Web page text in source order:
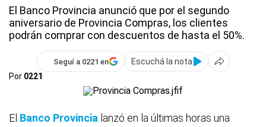
El Banco Provincia anunció que por el segundo
aniversario de Provincia Compras, los clientes
podrán comprar con descuentos de hasta el 50%.
Seguí a 0221 en
Escuchá la nota
Por 0221
El Banco Provincia lanzó en la últimas horas una